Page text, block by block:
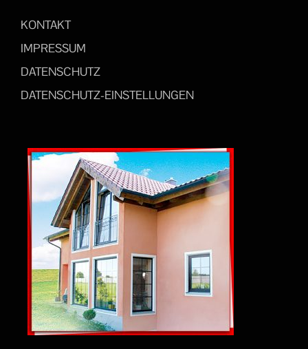
KONTAKT
IMPRESSUM
DATENSCHUTZ
DATENSCHUTZ-EINSTELLUNGEN